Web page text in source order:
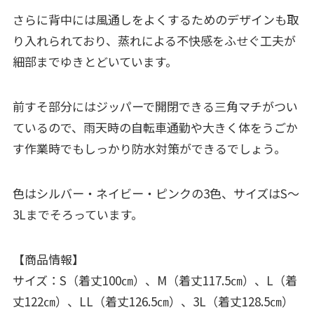
さらに背中には風通しをよくするためのデザインも取
り入れられており、蒸れによる不快感をふせぐ工夫が
細部までゆきとどいています。
前すそ部分にはジッパーで開閉できる三角マチがつい
ているので、雨天時の自転車通勤や大きく体をうごか
す作業時でもしっかり防水対策ができるでしょう。
色はシルバー・ネイビー・ピンクの3色、サイズはS～
3Lまでそろっています。
【商品情報】
サイズ：S（着丈100㎝）、M（着丈117.5㎝）、L（着
丈122㎝）、LL（着丈126.5㎝）、3L（着丈128.5㎝）